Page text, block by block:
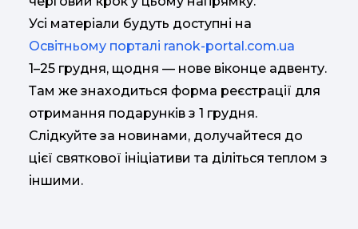
Усі матеріали будуть доступні на
Освітньому порталі ranok-portal.com.ua
1–25 грудня, щодня — нове віконце адвенту.
Там же знаходиться форма реєстрації для
отримання подарунків з 1 грудня.
Слідкуйте за новинами, долучайтеся до
цієї святкової ініціативи та діліться теплом з
іншими.